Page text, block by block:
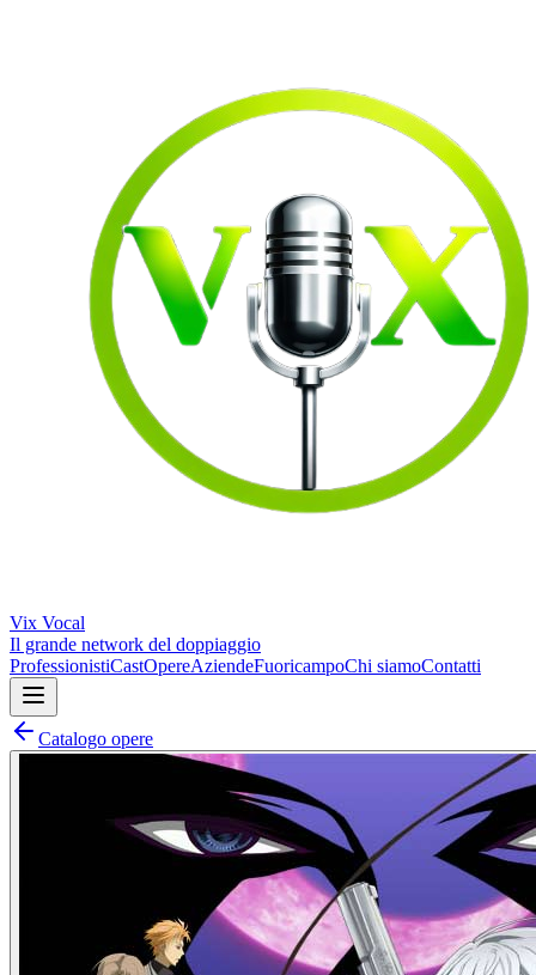
Vix Vocal
Il grande network del doppiaggio
ProfessionistiCastOpereAziendeFuoricampoChi siamoContatti
Catalogo opere